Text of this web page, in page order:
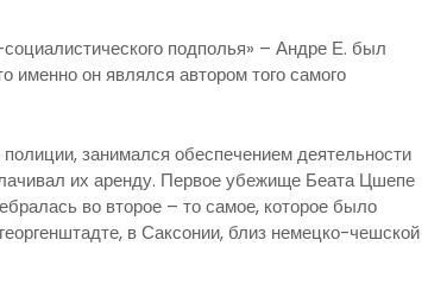
подполья» – Андре Е. был
именно он являлся автором того самого
занимался обеспечением деятельности
их аренду. Первое убежище Беата Цшепе
во второе – то самое, которое было
в Саксонии, близ немецко-чешской